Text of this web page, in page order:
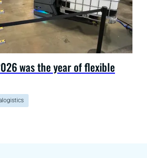
was the year of flexible